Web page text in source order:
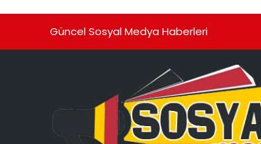
Güncel Sosyal Medya Haberleri